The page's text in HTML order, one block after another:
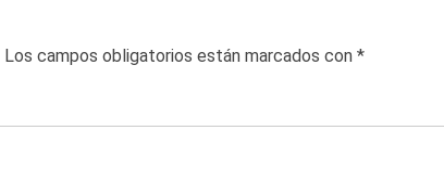
Los campos obligatorios están marcados con *